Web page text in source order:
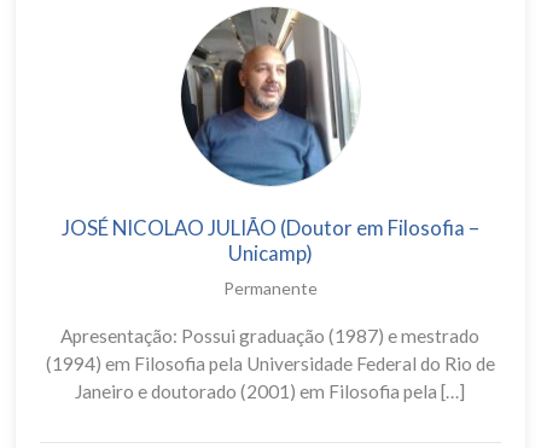
JOSÉ NICOLAO JULIÃO (Doutor em Filosofia –
Unicamp)
Permanente
Apresentação: Possui graduação (1987) e mestrado
(1994) em Filosofia pela Universidade Federal do Rio de
Janeiro e doutorado (2001) em Filosofia pela […]